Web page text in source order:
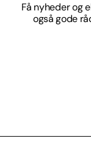
Få nyheder og
også gode